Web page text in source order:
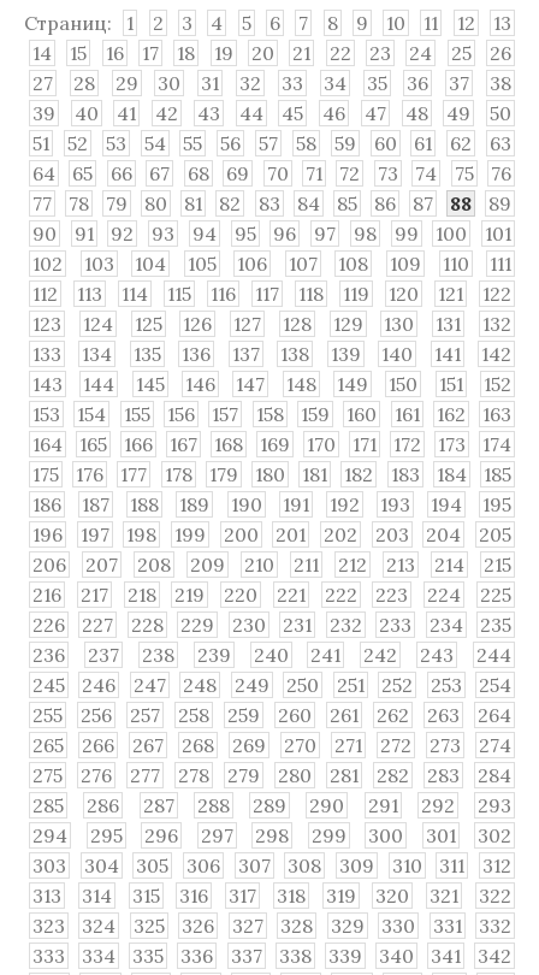
Страниц: 1 2 3 4 5 6 7 8 9 10 11 12
13
14
15 16 17 18 19 20 21 22 23 24 25
26
27
28 29 30 31 32 33 34 35 36 37
38
39
40 41 42 43 44 45 46 47 48 49
50
51
52 53 54 55 56 57 58 59 60 61 62
63
64
65 66 67 68 69 70 71 72 73 74 75
76
77
78 79 80 81 82 83 84 85 86 87 88
89
90
91 92 93 94 95 96 97 98 99 100
101
102
103 104 105 106 107 108 109 110
111
112
113 114 115 116 117 118 119 120 121
122
123
124 125 126 127 128 129 130 131
132
133
134 135 136 137 138 139 140 141
142
143
144 145 146 147 148 149 150 151
152
153
154 155 156 157 158 159 160 161 162
163
164
165 166 167 168 169 170 171 172 173
174
175
176 177 178 179 180 181 182 183 184
185
186
187 188 189 190 191 192 193 194
195
196
197 198 199 200 201 202 203 204
205
206
207 208 209 210 211 212 213 214
215
216
217 218 219 220 221 222 223 224
225
226
227 228 229 230 231 232 233 234
235
236
237 238 239 240 241 242 243
244
245
246 247 248 249 250 251 252 253
254
255
256 257 258 259 260 261 262 263
264
265
266 267 268 269 270 271 272 273
274
275
276 277 278 279 280 281 282 283
284
285
286 287 288 289 290 291 292
293
294
295 296 297 298 299 300 301
302
303
304 305 306 307 308 309 310 311
312
313
314 315 316 317 318 319 320 321
322
323
324 325 326 327 328 329 330 331
332
333
334 335 336 337 338 339 340 341
342